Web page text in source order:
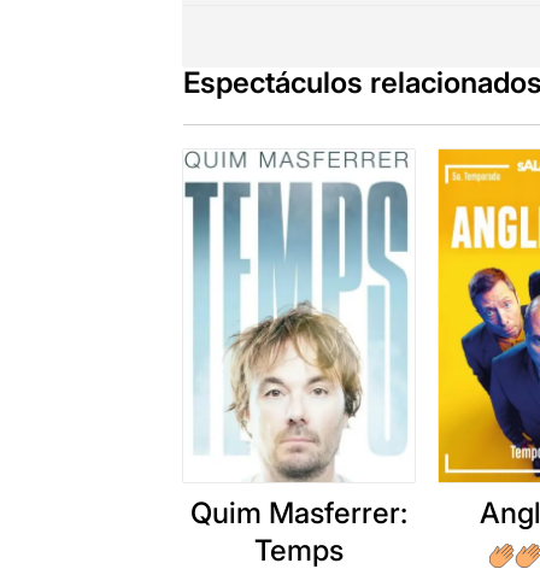
Espectáculos
Quim Masferrer:
Temps